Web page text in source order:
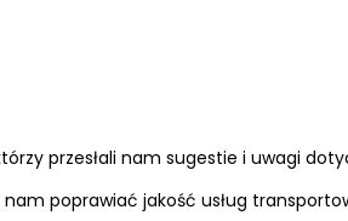
przesłali nam sugestie i uwagi
poprawiać jakość usług